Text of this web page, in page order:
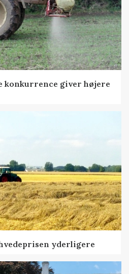
konkurrence giver højere
yderligere